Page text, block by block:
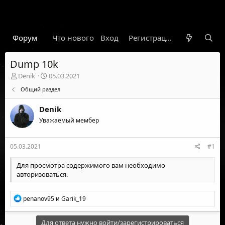
Форум Что нового Гарант Новости
Вход Регистрация
Dump 10k
А
о
р
е
м
ы
Denik
Д
т
н
а
а
05.03.2021
Общий раздел
Denik
Уважаемый мембер
05.03.2021 #1
Для просмотра содержимого вам необходимо
авторизоваться.
Р
е
а
penanov95 и Garik_19
Для ответа нужно войти/зарегистрироваться